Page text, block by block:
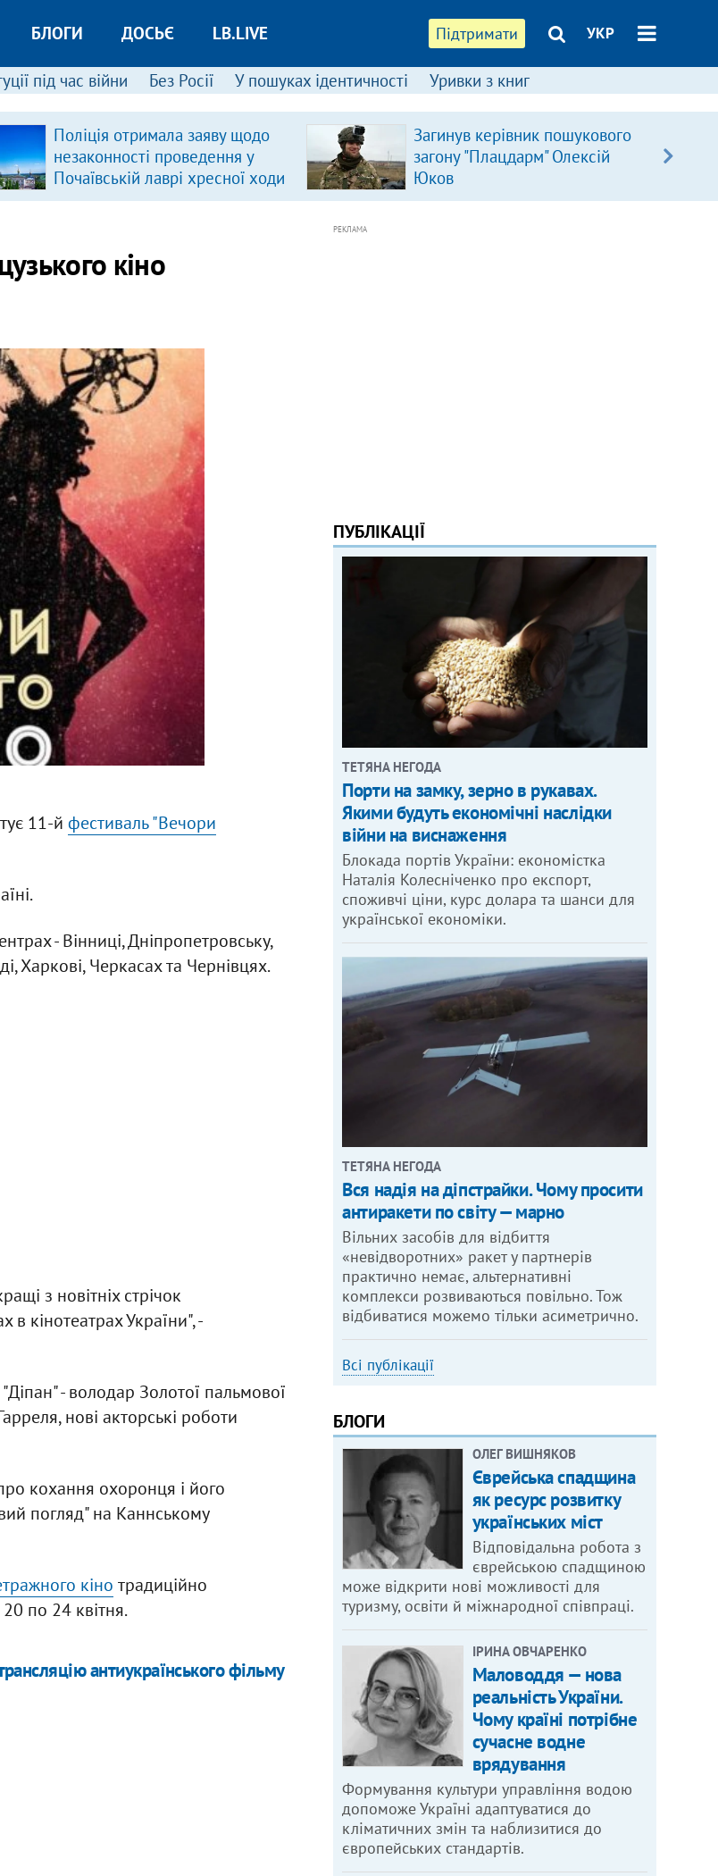
Підтримати УКР
БЛОГИ ДОСЬЄ LB.LIVE
під час війни Без Росії У пошуках ідентичності Уривки з книг
Поліція отримала заяву щодо
незаконності проведення у
Почаївській лаврі хресної ходи
Загинув керівник пошукового
загону "Плацдарм" Олексій
Юков
кіно
11-й фестиваль "Вечори
- Вінниці, Дніпропетровську,
Харкові, Черкасах та Чернівцях.
з новітніх стрічок
кінотеатрах України", -
- володар Золотої пальмової
нові акторські роботи
кохання охоронця і його
погляд" на Каннському
кіно традиційно
по 24 квітня.
антиукраїнського фільму
РЕКЛАМА
ПУБЛІКАЦІЇ
ТЕТЯНА НЕГОДА
Порти на замку, зерно в рукавах.
Якими будуть економічні наслідки
війни на виснаження
Блокада портів України: економістка
Наталія Колесніченко про експорт,
споживчі ціни, курс долара та шанси для
української економіки.
ТЕТЯНА НЕГОДА
Вся надія на діпстрайки. Чому просити
антиракети по світу — марно
Вільних засобів для відбиття
«невідворотних» ракет у партнерів
практично немає, альтернативні
комплекси розвиваються повільно. Тож
відбиватися можемо тільки асиметрично.
Всі публікації
БЛОГИ
ОЛЕГ ВИШНЯКОВ
Єврейська спадщина
як ресурс розвитку
українських міст
Відповідальна робота з
єврейською спадщиною
може відкрити нові можливості для
туризму, освіти й міжнародної співпраці.
ІРИНА ОВЧАРЕНКО
Маловоддя — нова
реальність України.
Чому країні потрібне
сучасне водне
врядування
Формування культури управління водою
допоможе Україні адаптуватися до
кліматичних змін та наблизитися до
європейських стандартів.